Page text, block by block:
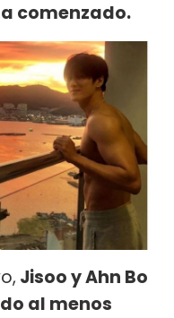
comenzado.
Jisoo y Ahn Bo
al menos